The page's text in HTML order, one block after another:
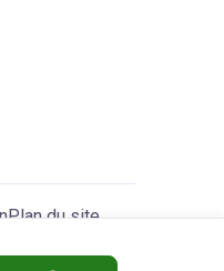
Plan du site